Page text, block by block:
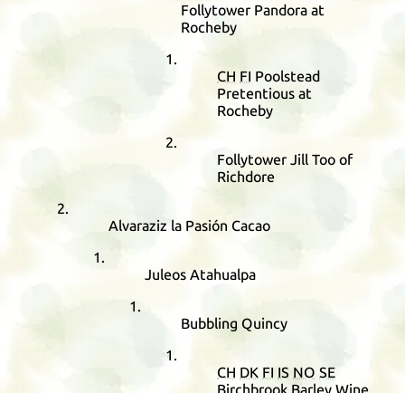
Follytower Pandora at
Rocheby
CH FI Poolstead
Pretentious at
Rocheby
Follytower Jill Too of
Richdore
Alvaraziz la Pasión Cacao
Juleos Atahualpa
Bubbling Quincy
CH DK FI IS NO SE